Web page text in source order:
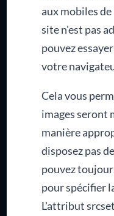
aux mobiles
site n'est pas
pouvez
votre
Cela vous
images seront
manière
disposez pas
pouvez
pour spécifier
L'attribut